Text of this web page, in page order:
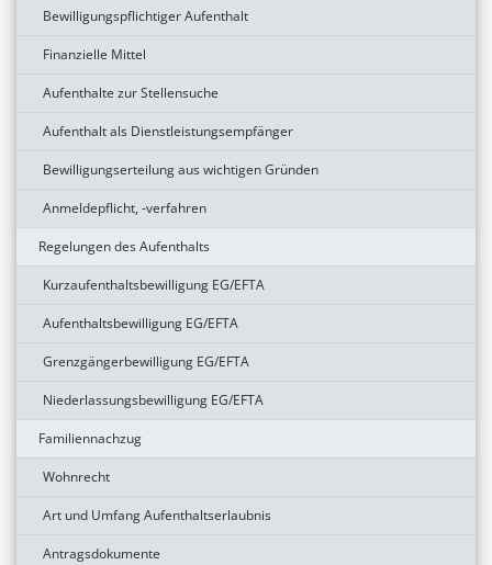
Bewilligungspflichtiger Aufenthalt
Finanzielle Mittel
Aufenthalte zur Stellensuche
Aufenthalt als Dienstleistungsempfänger
Bewilligungserteilung aus wichtigen Gründen
Anmeldepflicht, -verfahren
Regelungen des Aufenthalts
Kurzaufenthaltsbewilligung EG/EFTA
Aufenthaltsbewilligung EG/EFTA
Grenzgängerbewilligung EG/EFTA
Niederlassungsbewilligung EG/EFTA
Familiennachzug
Wohnrecht
Art und Umfang Aufenthaltserlaubnis
Antragsdokumente